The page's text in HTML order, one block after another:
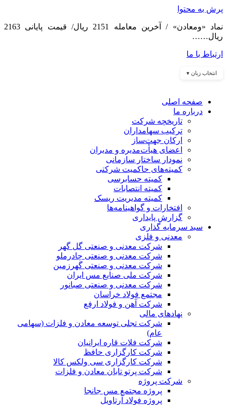
پرش به محتوا
نماد «ومعادن» / آخرین معامله 2151 ریال/ قیمت پایانی 2163
ریال……
ارتباط با ما
انتخاب زبان ▾
صفحه اصلی
درباره ما
تاریخچه شرکت
ترکیب سهامداران
ارکان جهت‌ساز
اعضای هیأت‌مدیره و مدیران
نمودار ساختار سازمانی
کمیته‌های حاکمیت شرکتی
کمیته حسابرسی
کمیته انتصابات
کمیته مدیریت ریسک
افتخارات و گواهینامه‌ها
گزارش پایداری
سبد سرمایه گذاری
معدنی و فلزی
شرکت معدنی و صنعتی گل گهر
شرکت معدنی و صنعتی چادرملو
شرکت معدنی و صنعتی گهرزمین
شرکت ملی صنایع مس ایران
شرکت معدنی و صنعتی صبانور
مجتمع فولاد خراسان
شرکت آهن و فولاد ارفع
نهادهای مالی
شرکت تجلی توسعه معادن و فلزات (سهامی
عام)
شرکت فلات قاره ایرانیان
شرکت کارگزاری حافظ
شرکت کارگزاری سی ولکس کالا
شرکت پرتو تابان معادن و فلزات
شرکت پروژه
پروژه مجتمع مس جانجا
پروژه فولاد آرتاویل